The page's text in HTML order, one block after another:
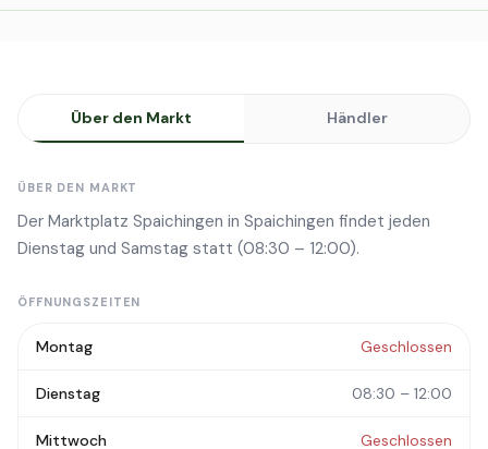
Über den Markt Händler
ÜBER DEN MARKT
Der Marktplatz Spaichingen in Spaichingen findet jeden
Dienstag und Samstag statt (08:30 – 12:00).
ÖFFNUNGSZEITEN
Montag Geschlossen
Dienstag 08:30 – 12:00
Mittwoch Geschlossen